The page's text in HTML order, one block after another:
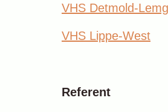
VHS Detmold-
VHS Lippe-West
Referent